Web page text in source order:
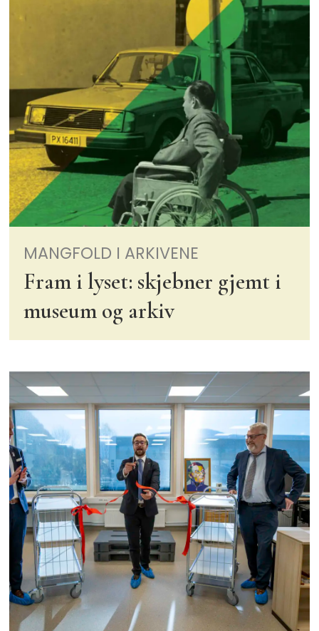
MANGFOLD I ARKIVENE
Fram i lyset: skjebner gjemt i
museum og arkiv